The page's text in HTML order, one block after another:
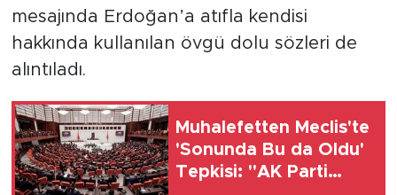
mesajında Erdoğan’a atıfla kendisi
hakkında kullanılan övgü dolu sözleri de
alıntıladı.
Muhalefetten Meclis'te
'Sonunda Bu da Oldu'
Tepkisi: "AK Parti
SOSYAL MEDYA